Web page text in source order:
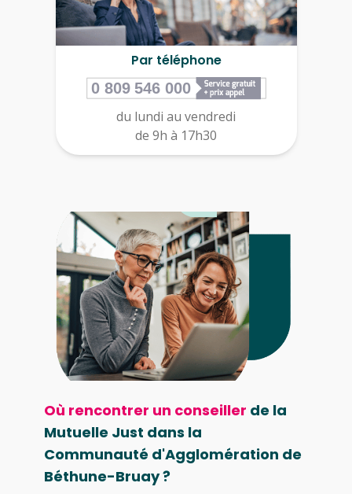
Par téléphone
du lundi au vendredi
de 9h à 17h30
Où rencontrer un conseiller de la
Mutuelle Just dans la
Communauté d'Agglomération de
Béthune-Bruay ?